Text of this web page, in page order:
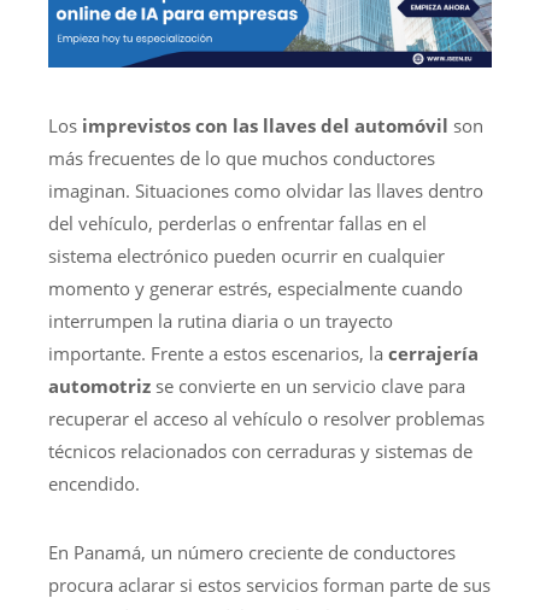
Los imprevistos con las llaves del automóvil son
más frecuentes de lo que muchos conductores
imaginan. Situaciones como olvidar las llaves dentro
del vehículo, perderlas o enfrentar fallas en el
sistema electrónico pueden ocurrir en cualquier
momento y generar estrés, especialmente cuando
interrumpen la rutina diaria o un trayecto
importante. Frente a estos escenarios, la cerrajería
automotriz se convierte en un servicio clave para
recuperar el acceso al vehículo o resolver problemas
técnicos relacionados con cerraduras y sistemas de
encendido.
En Panamá, un número creciente de conductores
procura aclarar si estos servicios forman parte de sus